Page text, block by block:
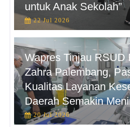
untuk Anak Sekolah”
22 Jul 2026
Wapres Tinjau RSUD
Zahra Palembang,
Kualitas Layanan
Daerah Semakin
20 Jul 2026